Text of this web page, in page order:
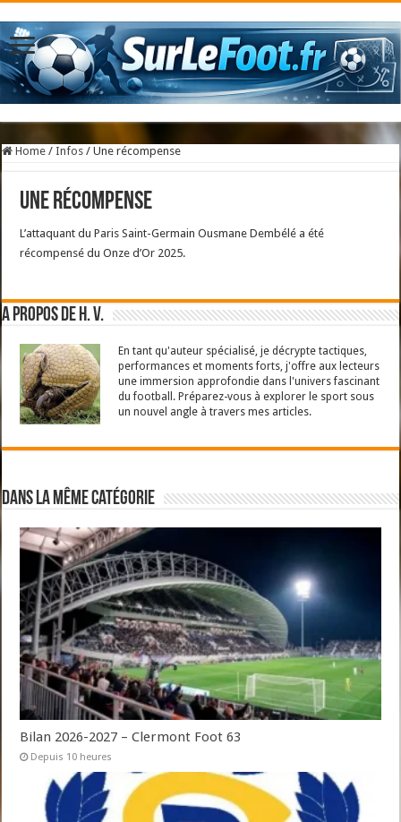
Home / Infos / Une récompense
Une récompense
L’attaquant du Paris Saint-Germain Ousmane Dembélé a été
récompensé du Onze d’Or 2025.
A propos de H. V.
En tant qu'auteur spécialisé, je décrypte tactiques,
performances et moments forts, j'offre aux lecteurs
une immersion approfondie dans l'univers fascinant
du football. Préparez-vous à explorer le sport sous
un nouvel angle à travers mes articles.
Dans la même catégorie
Bilan 2026-2027 – Clermont Foot 63
Depuis 10 heures